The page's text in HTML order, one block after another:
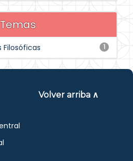
Temas
1
Filosóficas
Volver arriba ∧